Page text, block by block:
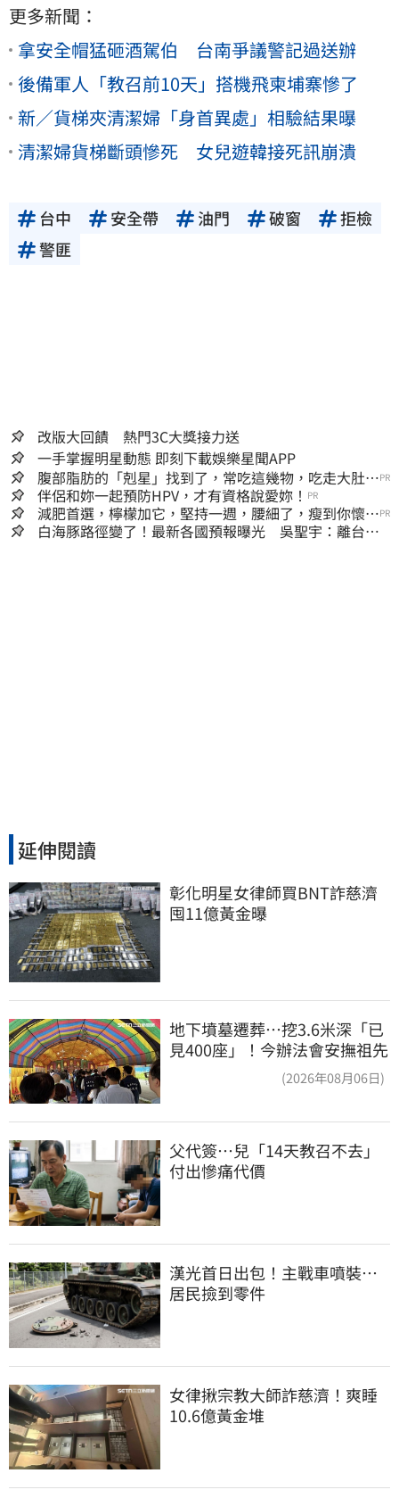
更多新聞：
拿安全帽猛砸酒駕伯 台南爭議警記過送辦
後備軍人「教召前10天」搭機飛柬埔寨慘了
新／貨梯夾清潔婦「身首異處」相驗結果曝
清潔婦貨梯斷頭慘死 女兒遊韓接死訊崩潰
台中 安全帶 油門 破窗
拒檢
警匪
改版大回饋 熱門3C大獎接力送
一手掌握明星動態 即刻下載娛樂星聞APP
腹部脂肪的「剋星」找到了，常吃這幾物，吃走大肚
囊，瘦出小蠻腰
PR
伴侶和妳一起預防HPV，才有資格說愛妳！ PR
減肥首選，檸檬加它，堅持一週，腰細了，瘦到你懷疑
人生
PR
白海豚路徑變了！最新各國預報曝光 吳聖宇：離台灣
延伸閱讀
彰化明星女律師買BNT詐慈濟
囤11億黃金曝
地下墳墓遷葬…挖3.6米深「已
見400座」！今辦法會安撫祖先
(2026年08月06日)
父代簽…兒「14天教召不去」
付出慘痛代價
漢光首日出包！主戰車噴裝…
居民撿到零件
女律揪宗教大師詐慈濟！爽睡
10.6億黃金堆